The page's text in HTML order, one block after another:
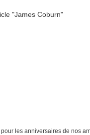
les anniversaires de nos